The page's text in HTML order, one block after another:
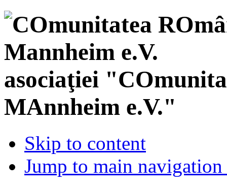
asociaţiei
MAnnheim e.V."
Skip to content
Jump to main